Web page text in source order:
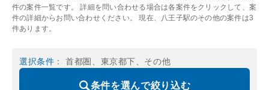
件の案件一覧です。 詳細を問い合わせる場合は各案件をクリックして、案
件の詳細からお問い合わせください。 現在、八王子駅のその他の案件は3
件あります。
選択条件 ： 首都圏、東京都下、その他
条件を選んで絞り込む